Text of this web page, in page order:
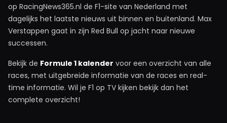
op RacingNews365.nl de F1-site van Nederland met
dagelijks het laatste nieuws uit binnen en buitenland. Max
Verstappen gaat in zijn Red Bull op jacht naar nieuwe
successen.
Bekijk de Formule 1 kalender voor een overzicht van alle
races, met uitgebreide informatie van de races en real-
time informatie. Wil je F1 op TV kijken bekijk dan het
complete overzicht!